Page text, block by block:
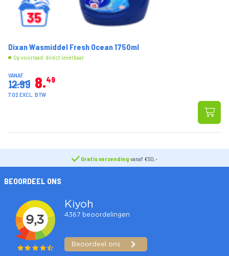
Dixan Wasmiddel Fresh Ocean 1750ml
Op voorraad: direct leverbaar
VANAF
12.99 8 49
7.02 EXCL. BTW
Gratis verzending vanaf €50,-
BEOORDEEL ONS